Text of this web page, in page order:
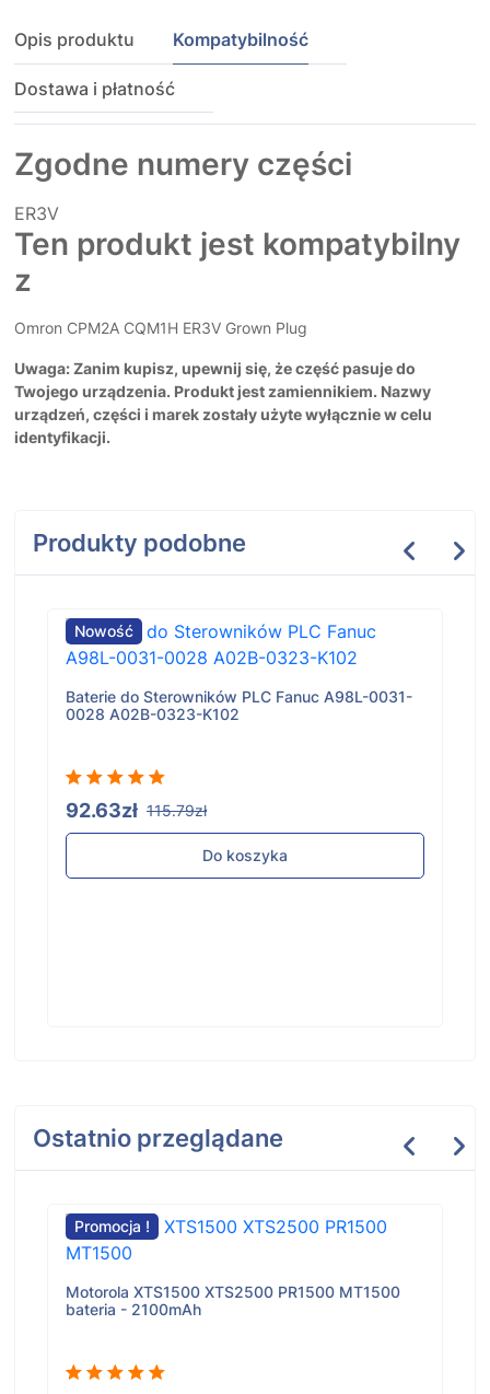
Opis produktu Kompatybilność
Dostawa i płatność
Zgodne numery części
ER3V
Ten produkt jest kompatybilny
z
Omron CPM2A CQM1H ER3V Grown Plug
Uwaga: Zanim kupisz, upewnij się, że część pasuje do
Twojego urządzenia. Produkt jest zamiennikiem. Nazwy
urządzeń, części i marek zostały użyte wyłącznie w celu
identyfikacji.
Produkty podobne
Nowość
Baterie do Sterowników PLC Fanuc A98L-0031-
0028 A02B-0323-K102
92.63zł 115.79zł
Do koszyka
Ostatnio przeglądane
Promocja !
Motorola XTS1500 XTS2500 PR1500 MT1500
bateria - 2100mAh